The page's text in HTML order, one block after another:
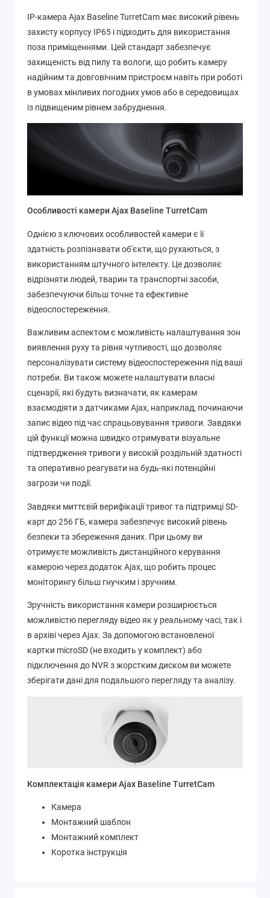
IP-камера Ajax Baseline TurretCam має високий рівень
захисту корпусу IP65 і підходить для використання
поза приміщеннями. Цей стандарт забезпечує
захищеність від пилу та вологи, що робить камеру
надійним та довговічним пристроєм навіть при роботі
в умовах мінливих погодних умов або в середовищах
із підвищеним рівнем забруднення.
Особливості камери Ajax Baseline TurretCam
Однією з ключових особливостей камери є її
здатність розпізнавати об'єкти, що рухаються, з
використанням штучного інтелекту. Це дозволяє
відрізняти людей, тварин та транспортні засоби,
забезпечуючи більш точне та ефективне
відеоспостереження.
Важливим аспектом є можливість налаштування зон
виявлення руху та рівня чутливості, що дозволяє
персоналізувати систему відеоспостереження під ваші
потреби. Ви також можете налаштувати власні
сценарії, які будуть визначати, як камерам
взаємодіяти з датчиками Ajax, наприклад, починаючи
запис відео під час спрацьовування тривоги. Завдяки
цій функції можна швидко отримувати візуальне
підтвердження тривоги у високій роздільній здатності
та оперативно реагувати на будь-які потенційні
загрози чи події.
Завдяки миттєвій верифікації тривог та підтримці SD-
карт до 256 ГБ, камера забезпечує високий рівень
безпеки та збереження даних. При цьому ви
отримуєте можливість дистанційного керування
камерою через додаток Ajax, що робить процес
моніторингу більш гнучким і зручним.
Зручність використання камери розширюється
можливістю перегляду відео як у реальному часі, так і
в архіві через Ajax. За допомогою встановленої
картки microSD (не входить у комплект) або
підключення до NVR з жорстким диском ви можете
зберігати дані для подальшого перегляду та аналізу.
Комплектація камери Ajax Baseline TurretCam
Камера
Монтажний шаблон
Монтажний комплект
Коротка інструкція